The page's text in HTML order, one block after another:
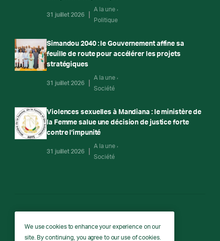
31 juillet 2026
A la une
Politique
Simandou 2040 : le Gouvernement affine sa
feuille de route pour accélérer les projets
stratégiques
31 juillet 2026
A la une
Société
Violences sexuelles à Mandiana : le ministère de
la Femme salue une décision de justice forte
contre l’impunité
31 juillet 2026
A la une
Société
RTG
We use cookies to enhance your experience on our
site. By continuing, you agree to our use of cookies.